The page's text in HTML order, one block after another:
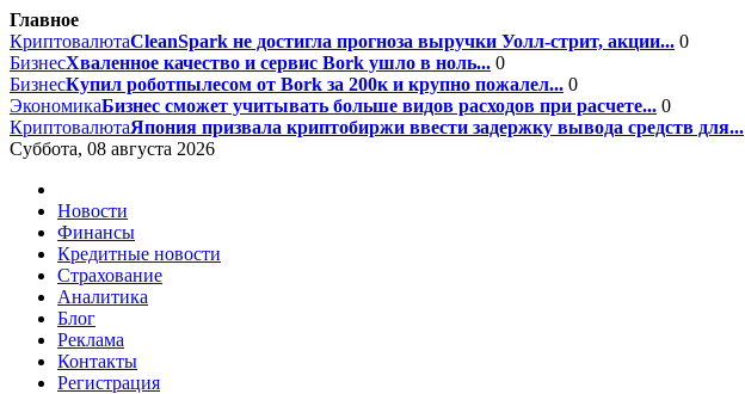
Главное
КриптовалютаCleanSpark не достигла прогноза выручки Уолл-стрит, акции... 0
БизнесХваленное качество и сервис Bork ушло в ноль... 0
БизнесКупил роботпылесом от Bork за 200к и крупно пожалел... 0
ЭкономикаБизнес сможет учитывать больше видов расходов при расчете... 0
КриптовалютаЯпония призвала криптобиржи ввести задержку вывода средств для...
Суббота, 08 августа 2026
Новости
Финансы
Кредитные новости
Страхование
Аналитика
Блог
Реклама
Контакты
Регистрация